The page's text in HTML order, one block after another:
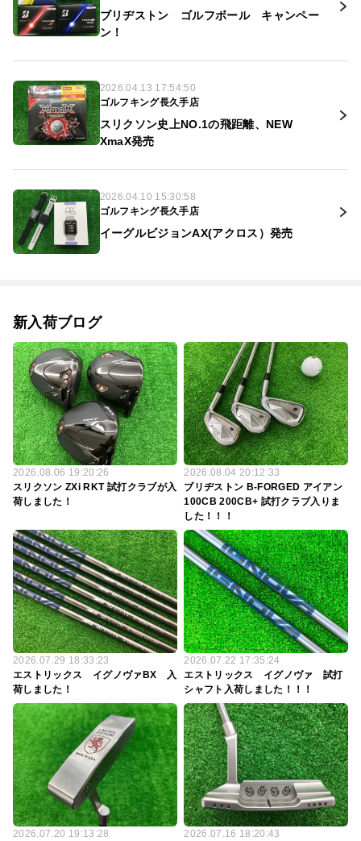
ブリヂストン ゴルフボール キャンペー
ン！
2026.04.13 17:54:50
ゴルフキング長久手店
スリクソン史上NO.1の飛距離、NEW
XmaX発売
2026.04.10 15:30:58
ゴルフキング長久手店
イーグルビジョンAX(アクロス）発売
新入荷ブログ
2026.08.06 19:20:26
スリクソン ZXi RKT 試打クラブが入
荷しました！
2026.08.04 20:12:33
ブリヂストン B-FORGED アイアン
100CB 200CB+ 試打クラブ入りま
した！！！
2026.07.29 18:33:23
エストリックス イグノヴァBX 入
荷しました！
2026.07.22 17:35:24
エストリックス イグノヴァ 試打
シャフト入荷しました！！！
2026.07.20 19:13:28
2026.07.16 18:20:43